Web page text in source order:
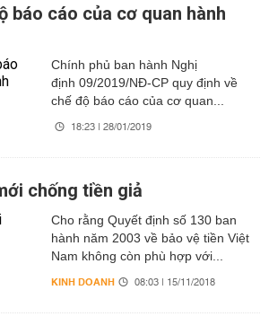
báo cáo của cơ quan hành
Chính phủ ban hành Nghị
định 09/2019/NĐ-CP quy định về
chế độ báo cáo của cơ quan...
18:23 | 28/01/2019
chống tiền giả
Cho rằng Quyết định số 130 ban
hành năm 2003 về bảo vệ tiền Việt
Nam không còn phù hợp với...
KINH DOANH 08:03 | 15/11/2018